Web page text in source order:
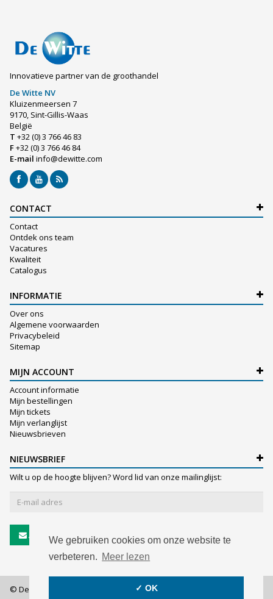
We gebruiken cookies om onze website te
verbeteren. Meer lezen
✓ OK
Innovatieve partner van de groothandel
De Witte NV
Kluizenmeersen 7
9170, Sint-Gillis-Waas
België
T +32 (0) 3 766 46 83
F+32 (0) 3 766 46 84
E-mail info@dewitte.com
CONTACT
Contact
Ontdek ons team
Vacatures
Kwaliteit
Catalogus
INFORMATIE
Over ons
Algemene voorwaarden
Privacybeleid
Sitemap
MIJN ACCOUNT
Account informatie
Mijn bestellingen
Mijn tickets
Mijn verlanglijst
Nieuwsbrieven
NIEUWSBRIEF
Wilt u op de hoogte blijven? Word lid van onze mailinglijst:
Abonneer
© De Witte NV - 2026 - All rights reserved